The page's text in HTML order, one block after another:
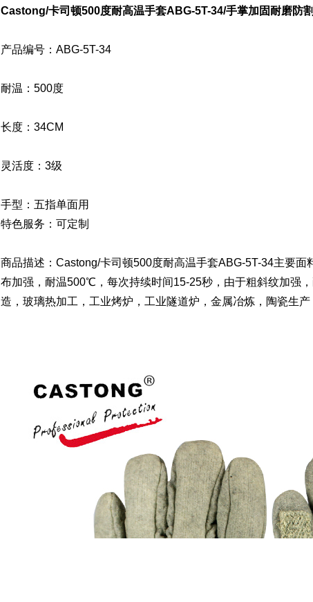
Castong/卡司顿500度耐高温手套ABG-5T-34/手掌加固耐磨防
产品编号：ABG-5T-34
耐温：500度
长度：34CM
灵活度：3级
手型：五指单面用
特色服务：可定制
商品描述：Castong/卡司顿500度耐高温手套ABG-5T-34主要
布加强，耐温500℃，每次持续时间15-25秒，由于粗斜纹加强
造，玻璃热加工，工业烤炉，工业隧道炉，金属冶炼，陶瓷生